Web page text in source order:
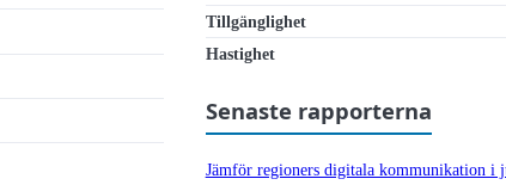
tillgänglighetstester är otillräckligt
Tillgänglighet
Hastighet
Senaste rapporterna
Jämför regioners digitala kommunikation i